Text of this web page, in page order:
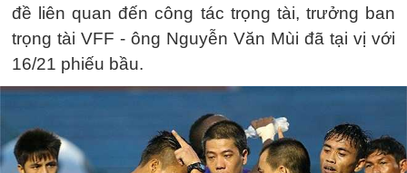
đề liên quan đến công tác trọng tài, trưởng ban
trọng tài VFF - ông Nguyễn Văn Mùi đã tại vị với
16/21 phiếu bầu.